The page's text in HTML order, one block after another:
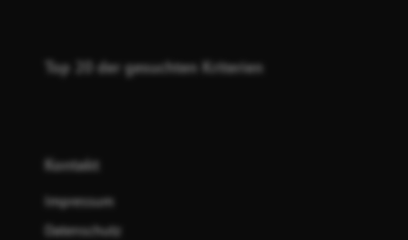
Top 20 der gesuchten Kriterien
Kontakt
Impressum
Datenschutz